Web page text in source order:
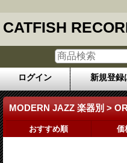
CATFISH
ログイン 新規登録
MODERN JAZZ 楽器別 >
おすすめ順 価